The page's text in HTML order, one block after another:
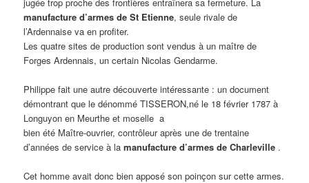
manufacture d’armes de St Etienne, seule rivale de
l’Ardennaise va en profiter.
Les quatre sites de production sont vendus à un maître de
Forges Ardennais, un certain Nicolas Gendarme.
Philippe fait une autre découverte intéressante : un document
démontrant que le dénommé TISSERON,né le 18 février 1787 à
Longuyon en Meurthe et moselle a
bien été Maître-ouvrier, contrôleur après une de trentaine
d’années de service à lamanufacture d’armes de Charleville .
Cet homme avait donc bien apposé son poinçon sur cette armes.